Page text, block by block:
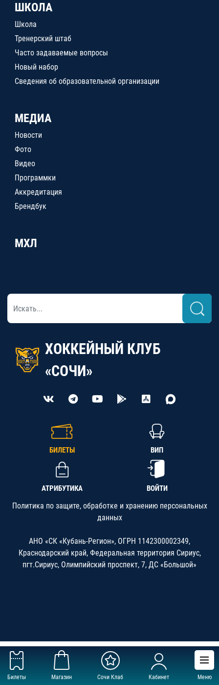
Билеты Магазин Сочи Клаб Кабинет Меню
ШКОЛА
Школа
Тренерский штаб
Часто задаваемые вопросы
Новый набор
Сведения об образовательной организации
МЕДИА
Новости
Фото
Видео
Программки
Аккредитация
Брендбук
МХЛ
ХОККЕЙНЫЙ КЛУБ
«СОЧИ»
БИЛЕТЫ ВИП
АТРИБУТИКА ВОЙТИ
Политика по защите, обработке и хранению персональных
данных
АНО «СК «Кубань-Регион», ОГРН 1142300002349,
Краснодарский край, Федеральная территория Сириус,
пгт.Сириус, Олимпийский проспект, 7, ДС «Большой»